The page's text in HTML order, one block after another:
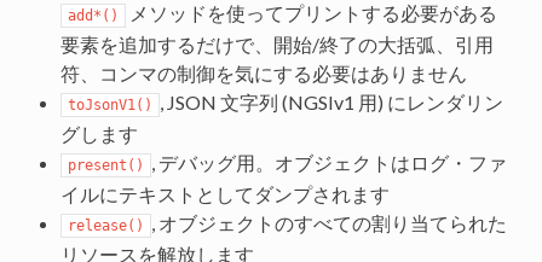
add*()
メソッドを使ってプリントする必要がある
要素を追加するだけで、開始/終了の大括弧、引用
符、コンマの制御を気にする必要はありません
toJsonV1()
, JSON 文字列 (NGSIv1 用) にレンダリン
グします
present()
, デバッグ用。オブジェクトはログ・ファ
イルにテキストとしてダンプされます
release()
, オブジェクトのすべての割り当てられた
リソースを解放します